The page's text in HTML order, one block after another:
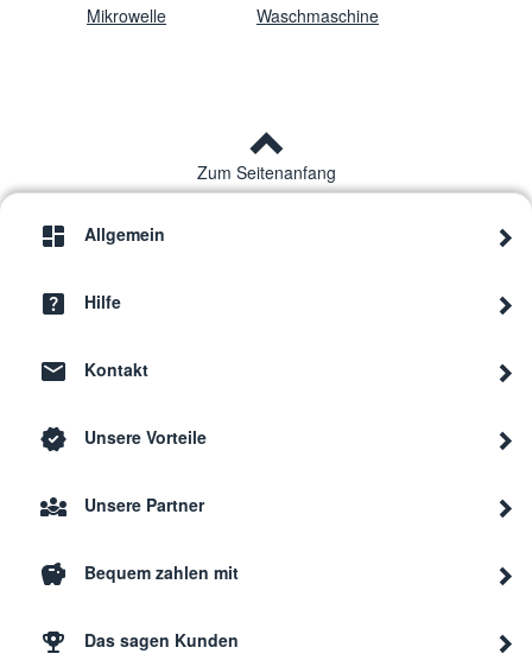
Mikrowelle Waschmaschine
Zum Seitenanfang
Allgemein
Hilfe
Kontakt
Unsere Vorteile
Unsere Partner
Bequem zahlen mit
Das sagen Kunden